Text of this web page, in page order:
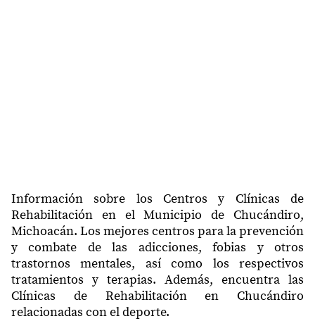
Información sobre los Centros y Clínicas de
Rehabilitación en el Municipio de Chucándiro,
Michoacán. Los mejores centros para la prevención
y combate de las adicciones, fobias y otros
trastornos mentales, así como los respectivos
tratamientos y terapias. Además, encuentra las
Clínicas de Rehabilitación en Chucándiro
relacionadas con el deporte.